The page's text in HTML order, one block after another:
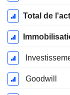
Total de
Goodwill